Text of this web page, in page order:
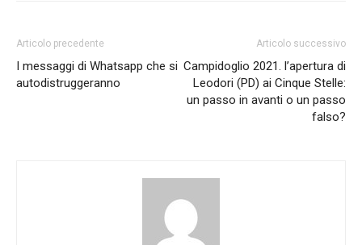
Articolo precedente
I messaggi di Whatsapp che si
autodistruggeranno
Articolo successivo
Campidoglio 2021. l’apertura di
Leodori (PD) ai Cinque Stelle:
un passo in avanti o un passo
falso?